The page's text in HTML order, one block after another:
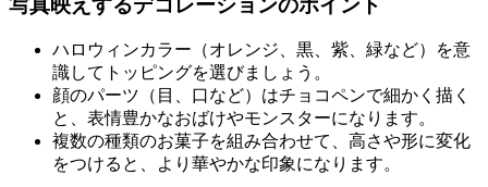
写真映えするデコレーションのポイント
ハロウィンカラー（オレンジ、黒、紫、緑など）を意
識してトッピングを選びましょう。
顔のパーツ（目、口など）はチョコペンで細かく描く
と、表情豊かなおばけやモンスターになります。
複数の種類のお菓子を組み合わせて、高さや形に変化
をつけると、より華やかな印象になります。